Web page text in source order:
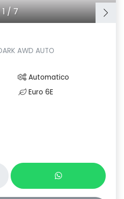
1/7
AWD AUTO
Automatico
Euro 6E